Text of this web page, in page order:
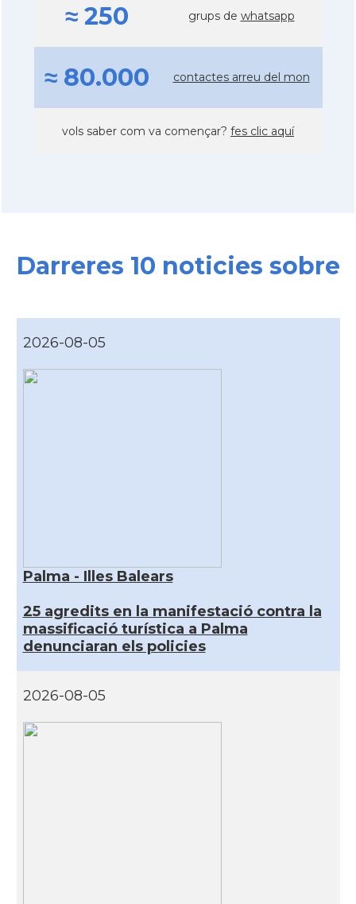
≈ 250 grups de whatsapp
≈ 80.000 contactes arreu del mon
vols saber com va començar? fes clic aquí
Darreres 10 noticies sobre
2026-08-05
Palma - Illes Balears
25 agredits en la manifestació contra la
massificació turística a Palma
denunciaran els policies
2026-08-05